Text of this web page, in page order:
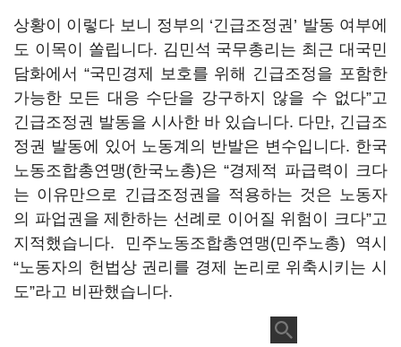
상황이 이렇다 보니 정부의 ‘긴급조정권 ’ 발동 여부에
도 이목이 쏠립니다. 김민석 국무총리는 최근 대국민
담화에서 “국민경제 보호를 위해 긴급조정을 포함한
가능한 모든 대응 수단을 강구하지 않을 수 없다”고
긴급조정권 발동을 시사한 바 있습니다. 다만, 긴급조
정권 발동에 있어 노동계의 반발은 변수입니다. 한국
노동조합총연맹(한국노총)은“경제적 파급력이 크다
는 이유만으로 긴급조정권을 적용하는 것은 노동자
의 파업권을 제한하는 선례로 이어질 위험이 크다”고
지적했습니다. 민주노동조합총연맹(민주노총) 역시
“노동자의 헌법상 권리를 경제 논리로 위축시키는 시
도”라고 비판했습니다.